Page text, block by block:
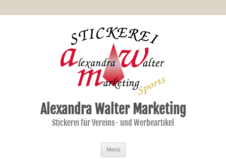
Alexandra Walter Marketing
Stickerei für Vereins- und Werbeartikel
Menü